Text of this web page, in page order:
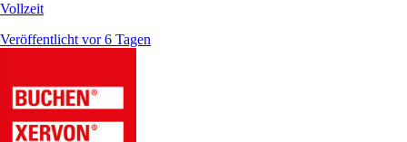
Vollzeit
Veröffentlicht vor 6 Tagen